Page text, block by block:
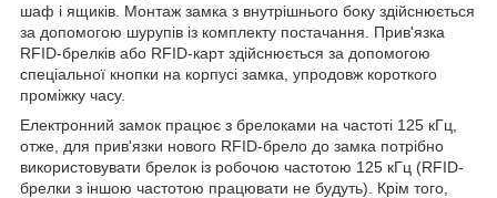
шаф і ящиків. Монтаж замка з внутрішнього боку здійснюється
за допомогою шурупів із комплекту постачання. Прив'язка
RFID-брелків або RFID-карт здійснюється за допомогою
спеціальної кнопки на корпусі замка, упродовж короткого
проміжку часу.
Електронний замок працює з брелоками на частоті 125 кГц,
отже, для прив'язки нового RFID-брело до замка потрібно
використовувати брелок із робочою частотою 125 кГц (RFID-
брелки з іншою частотою працювати не будуть). Крім того,